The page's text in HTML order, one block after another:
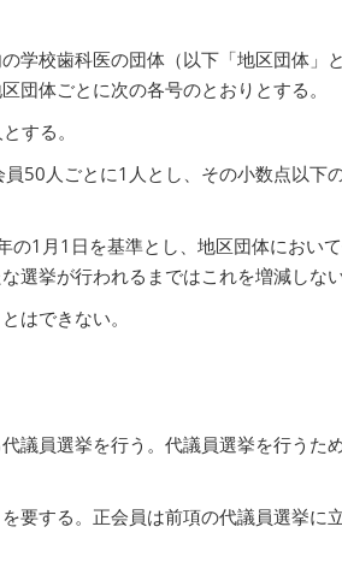
学校歯科医の団体（以下「地区団体」
団体ごとに次の各号のとおりとする。
する。
50人ごとに1人とし、その小数点以下
の1月1日を基準とし、地区団体におい
選挙が行われるまではこれを増減しない
はできない。
議員選挙を行う。代議員選挙を行うた
要する。正会員は前項の代議員選挙に